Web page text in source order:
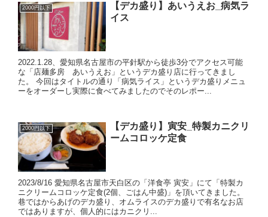
2000円以下
【デカ盛り】あいうえお_病気ラ
イス
2022.1.28、愛知県名古屋市の平針駅から徒歩3分でアクセス可能
な「店麺多房 あいうえお」というデカ盛り店に行ってきまし
た。 今回はタイトルの通り「病気ライス」というデカ盛りメニュ
ーをオーダーし実際に食べてみましたのでそのレポー...
2000円以下
【デカ盛り】寅安_特製カニクリ
ームコロッケ定食
2023/8/16 愛知県名古屋市天白区の「洋食亭 寅安」にて「特製カ
ニクリームコロッケ定食(2個、ごはん中盛)」を頂いてきました。
巷ではからあげのデカ盛り、オムライスのデカ盛りで有名なお店
ではありますが、個人的にはカニクリ...